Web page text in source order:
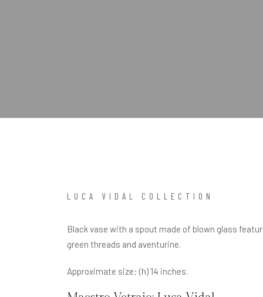
LUCA VIDAL COLLECTION
Black vase with a spout made of blown glass
green threads and aventurine.
Approximate size: (h) 14 inches.